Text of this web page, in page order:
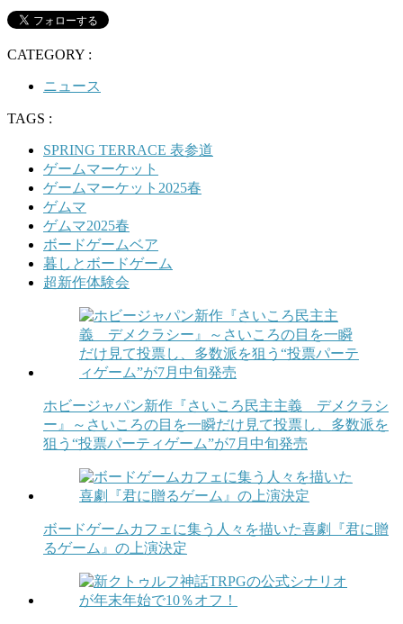
CATEGORY :
ニュース
TAGS :
SPRING TERRACE 表参道
ゲームマーケット
ゲームマーケット2025春
ゲムマ
ゲムマ2025春
ボードゲームベア
暮しとボードゲーム
超新作体験会
ホビージャパン新作『さいころ民主主義 デメクラシ
ー』～さいころの目を一瞬だけ見て投票し、多数派を
狙う“投票パーティゲーム”が7月中旬発売
ボードゲームカフェに集う人々を描いた喜劇『君に贈
るゲーム』の上演決定